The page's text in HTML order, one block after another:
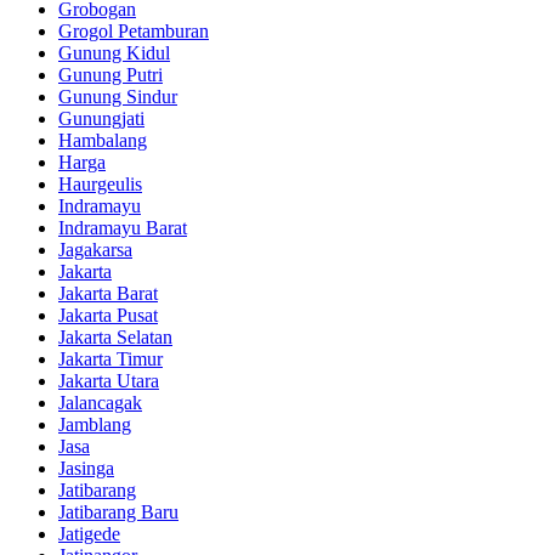
Grobogan
Grogol Petamburan
Gunung Kidul
Gunung Putri
Gunung Sindur
Gunungjati
Hambalang
Harga
Haurgeulis
Indramayu
Indramayu Barat
Jagakarsa
Jakarta
Jakarta Barat
Jakarta Pusat
Jakarta Selatan
Jakarta Timur
Jakarta Utara
Jalancagak
Jamblang
Jasa
Jasinga
Jatibarang
Jatibarang Baru
Jatigede